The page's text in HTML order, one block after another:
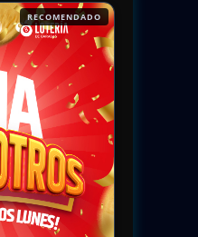
RECOMENDADO